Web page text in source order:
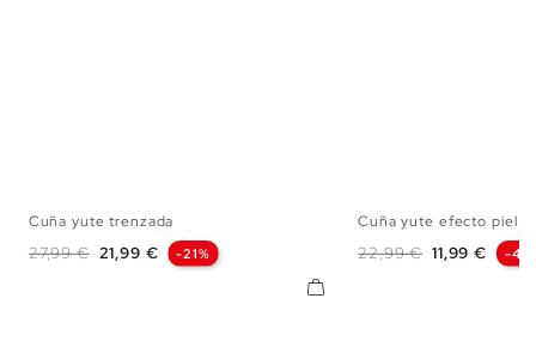
Cuña yute trenzada
Precio base
27,99 € Precio
21,99 € -21%
Cuña yute efecto piel
Precio base
22,99 € Precio
11,99 € -